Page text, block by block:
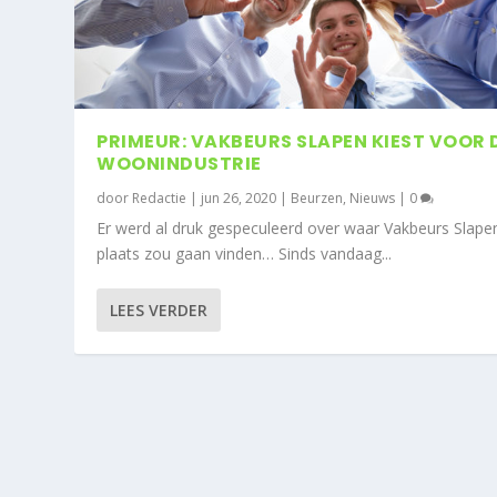
PRIMEUR: VAKBEURS SLAPEN KIEST VOOR
WOONINDUSTRIE
door Redactie | jun 26, 2020 | Beurzen, Nieuws | 0
Er werd al druk gespeculeerd over waar Vakbeurs
plaats zou gaan vinden… Sinds vandaag...
LEES VERDER